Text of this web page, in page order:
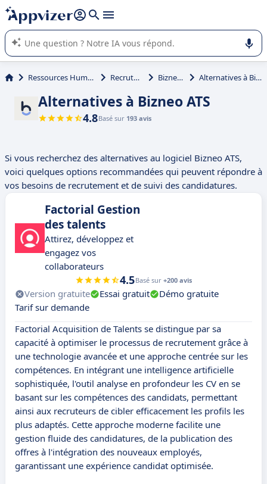
répondre (plusieurs lignes avec
L'IA de Appvizer vous guide dans l'utilisation ou la sélection de
logiciel SaaS en entreprise.
Ressources Humaines (RH) Recrutement Bizneo ATS Alternatives à Bizneo ATS
Alternatives à Bizneo ATS
4.8Basé sur 193 avis
Si vous recherchez des alternatives au logiciel Bizneo ATS,
voici quelques options recommandées qui peuvent répondre à
vos besoins de recrutement et de suivi des candidatures.
Factorial Gestion
des talents
Attirez, développez et
engagez vos
collaborateurs
4.5Basé sur +200 avis
Version gratuite Essai gratuit
Démo gratuite
Tarif sur demande
Factorial Acquisition de Talents se distingue par sa
capacité à optimiser le processus de recrutement grâce à
une technologie avancée et une approche centrée sur les
compétences. En intégrant une intelligence artificielle
sophistiquée, l'outil analyse en profondeur les CV en se
basant sur les compétences des candidats, permettant
ainsi aux recruteurs de cibler efficacement les profils les
plus adaptés. Cette approche moderne facilite une
gestion fluide des candidatures, de la publication des
offres à l'intégration des nouveaux employés,
garantissant une expérience candidat optimisée.